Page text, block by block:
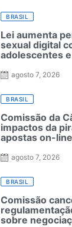
BRASIL
Lei aumenta
sexual digital
adolescentes
agosto 7, 2026
BRASIL
Comissão da
impactos da
apostas on-line
agosto 7, 2026
BRASIL
Comissão
sobre